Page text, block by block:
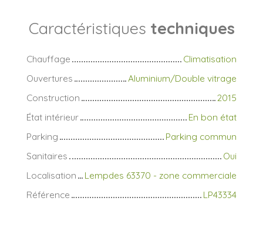
Caractéristiques techniques
Chauffage
Climatisation
Ouvertures
Aluminium/Double vitrage
Construction
2015
État intérieur
En bon état
Parking
Parking commun
Sanitaires
Oui
Localisation
Lempdes 63370 - zone commerciale
Référence
LP43334